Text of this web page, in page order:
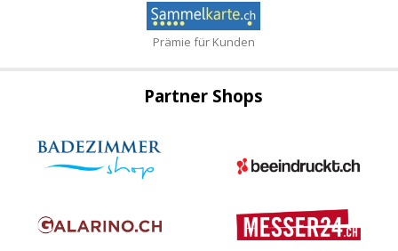
Prämie für Kunden
Partner Shops